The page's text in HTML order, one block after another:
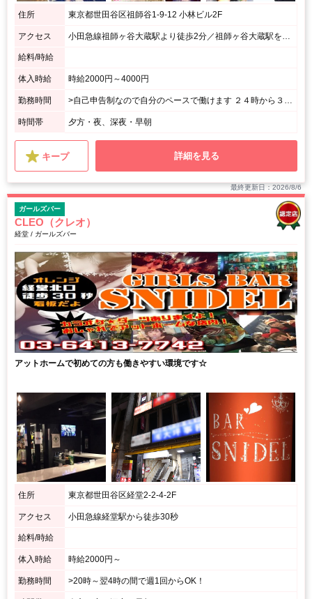
住所 東京都世田谷区祖師谷1-9-12 小林ビル2F
アクセス 小田急線祖師ヶ谷大蔵駅より徒歩2分／祖師ヶ谷大蔵駅を出て右方向へ、祖師谷商店街のセブンイレブンを右に曲がるとすぐお店があります。
給料/時給
体入時給 時給2000円～4000円
勤務時間 >自己申告制なので自分のペースで働けます ２４時から３時まで ２０時から終電まで ２２時から２時までetc... 「テスト期間考慮」「長期休暇のみ働く」「がっつり週6働きたい」など 一緒に最適な働き方を考えます。どんな働き方でもご相談ください。
時間帯 夕方・夜、深夜・早朝
キープ 詳細を見る
最終更新日：2026/8/6
ガールズバー
CLEO（クレオ）
経堂 / ガールズバー
アットホームで初めての方も働きやすい環境です☆
住所 東京都世田谷区経堂2-2-4-2F
アクセス 小田急線経堂駅から徒歩30秒
給料/時給
体入時給 時給2000円～
勤務時間 >20時～翌4時の間で週1回からOK！